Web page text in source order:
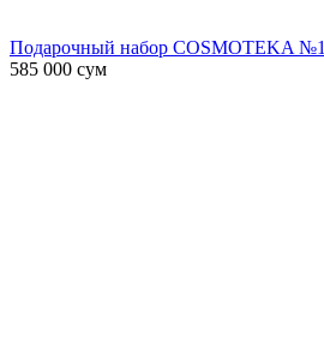
Подарочный набор COSMOTEKA №1
585 000 сум